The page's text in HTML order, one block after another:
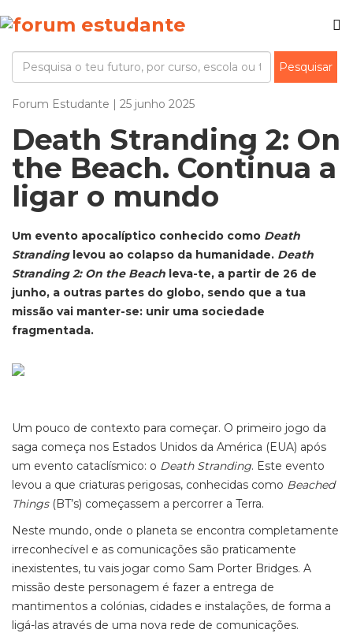
Forum Estudante | 25 junho 2025
Death Stranding 2: On
the Beach. Continua a
ligar o mundo
Um evento apocalíptico conhecido como Death
Strandinglevou ao colapso da humanidade. Death
Stranding 2: On the Beach leva-te, a partir de 26 de
junho, a outras partes do globo, sendo que a tua
missão vai manter-se: unir uma sociedade
fragmentada.
Um pouco de contexto para começar. O primeiro jogo da
saga começa nos Estados Unidos da América (EUA) após
um evento cataclísmico: o Death Stranding. Este evento
levou a que criaturas perigosas, conhecidas como Beached
Things(BT’s) começassem a percorrer a Terra.
Neste mundo, onde o planeta se encontra completamente
irreconhecível e as comunicações são praticamente
inexistentes, tu vais jogar como Sam Porter Bridges. A
missão deste personagem é fazer a entrega de
mantimentos a colónias, cidades e instalações, de forma a
ligá-las através de uma nova rede de comunicações.